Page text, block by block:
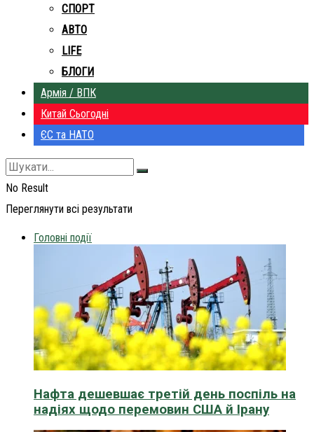
СПОРТ
АВТО
LIFE
БЛОГИ
Армія / ВПК
Китай Сьогодні
ЄС та НАТО
No Result
Переглянути всі результати
Головні події
Нафта дешевшає третій день поспіль на
надіях щодо перемовин США й Ірану